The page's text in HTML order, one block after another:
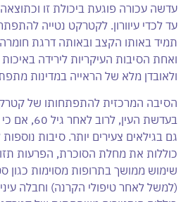
עדשה עכורה פוגעת ביכולת זו
עד לכדי עיוורון. לקטרקט נטייה
תמיד באותו הקצב ובאותה דרגת
ואחת הסיבות העיקריות לירידה
ולאובדן מלא של הראייה במדינות
הסיבה המרכזית להתפתחותו של קטרקט
בעדשת העין,
גם בגילאים צעירים יותר. סיבות
כוללות את מחלת הסוכרת, הפרעות
שימוש ממושך בתרופות מסוימות כגון
(למשל לאחר טיפולי הקרנה) וחבלה